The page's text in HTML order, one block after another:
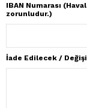
IBAN Numarası
zorunludur.)
İade Edilecek /